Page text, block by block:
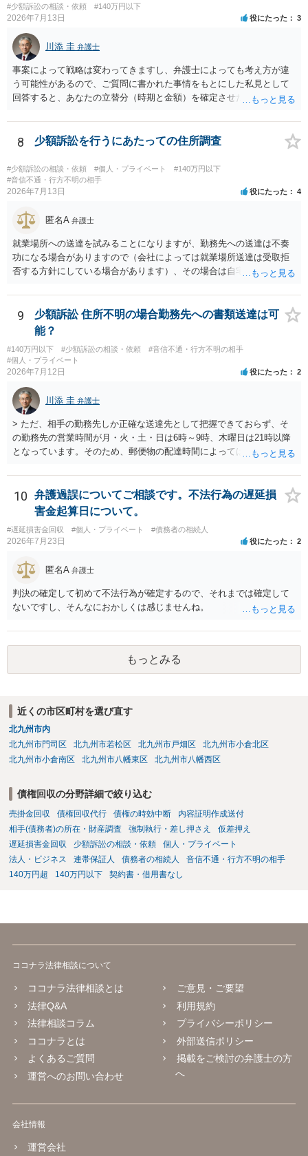
当方に返金の理屈があるかどうかを確認していきます。 さらに、渡し
た金額について、裏付けがあるかどうかも精査します。 上記を経て、
身元の特定、返金の理屈があると判断できるのであれば、まずは交渉
からスタートすることになるでしょう。 ご理解のとおり、詐欺である
ことの立証は簡単ではありません。 刑事事件化が出来るのであれば、
返金交渉で有利になる可能性がありますが、民事上の詐欺の立証以上
に難しいところがあります。 こちらについては、一度、最寄りの警察
署に被害相談をするようにしてください。 具体的な見通しに関して
#少額訴訟の相談・依頼
#140万円以下
2026年7月13日 役にたった 3
川添 圭 弁護士
事案によって戦略は変わってきますし、弁護士によっても考え方が違
う可能性があるので、ご質問に書かれた事情をもとにした私見として
回答すると、あなたの立替分（時期と金額）を確定させた上で、淡々
と、もし異議申立てがなされる可能性が高そうであれば時間の浪費
（通常訴訟へ移行する日数分空転する）になりますし、支払督促及び
その異議後の通常訴訟は相手方の住所地が管轄裁判所になるため（特
に相手方が遠方である場合は）対応が面倒な場合があるからです。相
手方の主張については、和解で減額を考慮すればよいと思います。 な
お、残念ながら、「連絡も返ってこず、返済の目処も立たずで精神的
せん。
8 少額訴訟を行うにあたっての住所調査
#少額訴訟の相談・依頼 #個人・プライベート
#140万円以下
#音信不通・行方不明の相手
2026年7月13日 役にたった 4
匿名A 弁護士
就業場所への送達を試みることになりますが、勤務先への送達は不奏
功になる場合がありますので（会社によっては就業場所送達は受取拒
否する方針にしている場合があります）、その場合は自宅の住所調査
9
少額訴訟 住所不明の場合勤務先への書類送達は可
能？
#140万円以下 #少額訴訟の相談・依頼
#音信不通・行方不明の相手
#個人・プライベート
2026年7月12日 役にたった 2
川添 圭 弁護士
> ただ、相手の勤務先しか正確な送達先として把握できておらず、そ
の勤務先の営業時間が月・火・土・日は6時～9時、木曜日は21時以降
となっています。そのため、郵便物の配達時間によっては受け取りが
夜間の送達を上申するのが基本になりますが、感覚的には郵便局を動
かすには早すぎるので執行官送達を申し立てる必要があるかもしれま
せん。裁判所としては（あまりに特殊すぎて）就業場所送達を認めな
い可能性もありますし、執行官送達には費用もかかりますので、まず
は裁判所へ相談した方がよいと思います。
10
弁護過誤についてご相談です。不法行為の遅延損
害金起算日について。
#遅延損害金回収 #個人・プライベート #債務者の相続人
2026年7月23日 役にたった 2
匿名A 弁護士
判決の確定して初めて不法行為が確定するので、それまでは確定して
ないですし、そんなにおかしくは感じませんね。
もっとみる
近くの市区町村を選び直す
北九州市内
北九州市門司区
北九州市若松区 北九州市戸畑区
北九州市小倉北区
北九州市小倉南区
北九州市八幡東区 北九州市八幡西区
債権回収の分野詳細で絞り込む
売掛金回収 債権回収代行 債権の時効中断
内容証明作成送付
相手(債務者)の所在・財産調査
強制執行・差し押さえ
仮差押え
遅延損害金回収
少額訴訟の相談・依頼
個人・プライベート
法人・ビジネス
連帯保証人 債務者の相続人
音信不通・行方不明の相手
140万円超
140万円以下 契約書・借用書なし
ココナラ法律相談について
ココナラ法律相談とは
法律Q&A
法律相談コラム
ココナラとは
よくあるご質問
運営へのお問い合わせ
ご意見・ご要望
利用規約
プライバシーポリシー
外部送信ポリシー
掲載をご検討の弁護士の方
へ
会社情報
運営会社